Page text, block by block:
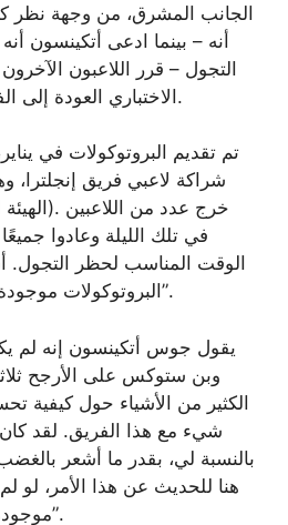
أنه – بينما ادعى أتكينسون
التجول – قرر اللاعبون
الاختباري العودة إلى الفندق قبل منتصف الليل.
الهيئة
في تلك الليلة وعادوا
الوقت المناسب لحظر التجول.
البروتوكولات موجودة، لكان الأمر أسوأ بكثير”.
وبن ستوكس على الأرجح
الكثير من الأشياء حول كيفية
شيء مع هذا الفريق. لقد
بالنسبة لي، بقدر ما أشعر
هنا للحديث عن هذا الأمر، لو
موجودة لكان الأمر أسوأ بكثير”.